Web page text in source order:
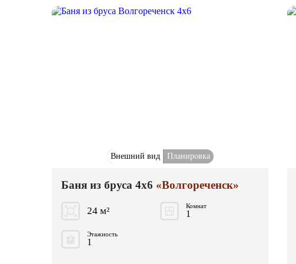
Внешний вид Планировка
Баня из бруса 4x6 «Волгореченск»
24 м² Комнат
1
Этажность
1